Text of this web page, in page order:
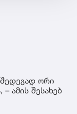
ორი
ამის შესახებ